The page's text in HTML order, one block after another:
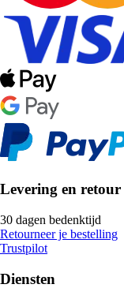
Levering en retour
30 dagen bedenktijd
Retourneer je bestelling
Trustpilot
Diensten